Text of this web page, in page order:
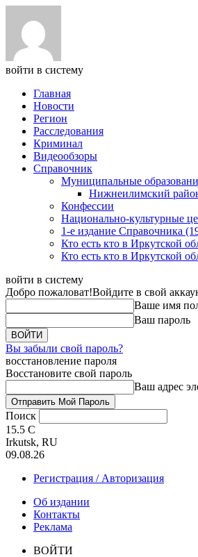
войти в систему
Главная
Новости
Регион
Расследования
Криминал
Видеообзоры
Справочник
Муниципальные
Нижнеилимский
Конфессии
Национально-культурные
1-е издание Справочника
Кто есть кто в Иркутской
Кто есть кто в Иркутской
войти в систему
Добро пожаловат!Войдите в свой
Ваше имя
Ваш пароль
Вы забыли свой пароль?
восстановление пароля
Восстановите свой пароль
Ваш адрес
Поиск
15.5 C
Irkutsk, RU
09.08.26
Регистрация / Авторизация
Об издании
Контакты
Реклама
ВОЙТИ